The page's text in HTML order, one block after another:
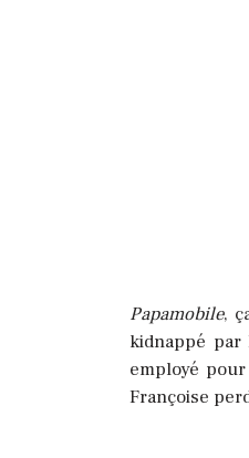
Papamobile,
kidnappé par
employé
Françoise